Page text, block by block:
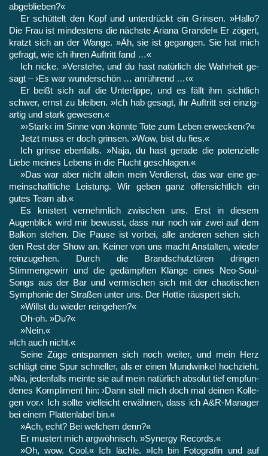
abgeblieben?«
Er schüttelt den Kopf und unterdrückt ein Grinsen. »Hallo?
Die Frau ist mindestens die nächste Ariana Grande!« Er zögert,
kratzt sich an der Wange. »Äh, sie ist gegangen. Sie hat mich
ge­fragt, wie ich ihren Auftritt fand …«
Ich nicke. »Verstehe, und du hast natürlich die Wahrheit ge­
sagt – ›Es war wunderschön … anrührend …‹«
Er beißt sich auf die Unterlippe, und es fällt ihm sichtlich
schwer, ernst zu bleiben. »Ich hab gesagt, ihr Auftritt sei einzig­
artig und stark gewesen.«
»›Stark‹ im Sinne von ›könnte Tote zum Leben erwecken‹?«
Jetzt muss er doch grinsen. »Wow, bist du fies.«
Ich grinse ebenfalls. »Naja, du hast gerade die potenzielle
Liebe meines Lebens in die Flucht geschlagen.«
»Das war aber nicht allein mein Verdienst, das war eine ge­
meinschaftliche Leistung. Wir geben ganz offensichtlich ein
gutes Team ab.«
Es knistert vernehmlich zwischen uns. Erst in diesem
Augen­blick wird mir bewusst, dass nur noch wir zwei auf dem
Balkon stehen. Die Pause ist vorbei, alle anderen sehen sich
den Rest der Show an. Keiner von uns macht Anstalten, wieder
reinzugehen. Durch die Brandschutztüren dringen
Stimmengewirr und die ge­dämpften Klänge eines Neo-Soul-
Songs aus der Bar und vermi­schen sich mit der chaotischen
Symphonie der Straßen unter uns. Der Hottie räuspert sich.
»Willst du wieder reingehen?«
Oh‑oh. »Du?«
»Nein.«
»Ich auch nicht.«
Seine Züge entspannen sich noch weiter, und mein Herz
schlägt eine Spur schneller, als er einen Mundwinkel hochzieht.
»Na, jedenfalls meinte sie auf mein natürlich absolut tief empfun­
denes Kompliment hin: ›Dann stell mich doch mal deinen Kolle­
gen vor.‹ Ich sollte vielleicht erwähnen, dass ich A&R-Manager
bei einem Plattenlabel bin.«
»Ach, echt? Bei welchem denn?«
Er mustert mich argwöhnisch. »Synergy Records.«
»Oh, wow. Cool.« Ich lächle. »Ich bin Fotografin und auf